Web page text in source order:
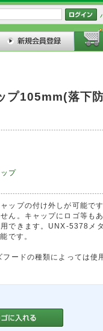
プ105mm(落下
プ
ップの付け外しが可能で
ん。キャップにロゴ等も
できます。UNX-5378メ
です。
ードの種類によっては使